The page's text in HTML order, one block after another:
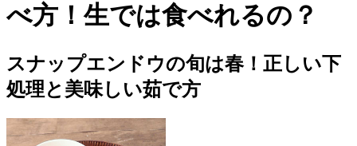
べ方！生では食べれるの？
スナップエンドウの旬は春！正しい下
処理と美味しい茹で方